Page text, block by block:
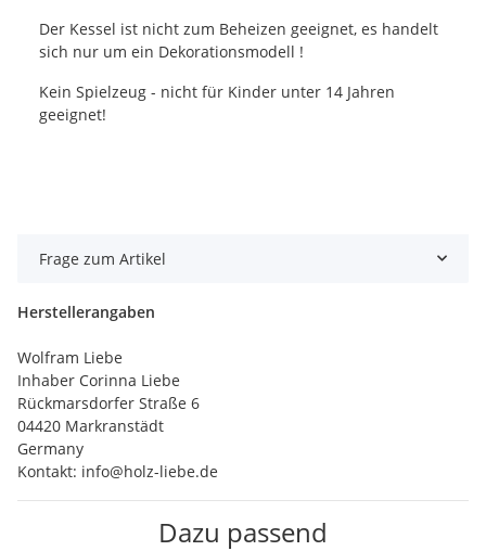
Der Kessel ist nicht zum Beheizen geeignet, es handelt
sich nur um ein Dekorationsmodell !
Kein Spielzeug - nicht für Kinder unter 14 Jahren
geeignet!
Frage zum Artikel
Herstellerangaben
Wolfram Liebe
Inhaber Corinna Liebe
Rückmarsdorfer Straße 6
04420 Markranstädt
Germany
Kontakt: info@holz-liebe.de
Dazu passend